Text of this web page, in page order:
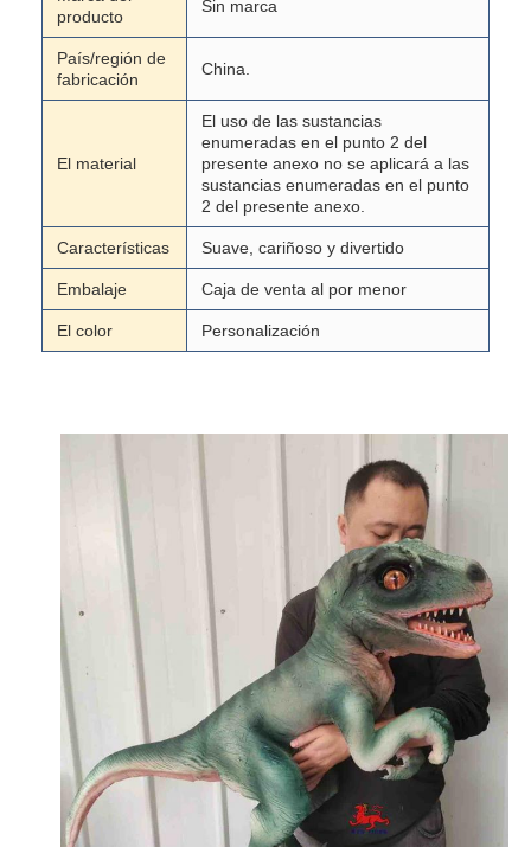
producto
Sin marca
País/región de
fabricación
China.
El material
El uso de las sustancias
enumeradas en el punto 2 del
presente anexo no se aplicará a las
sustancias enumeradas en el punto
2 del presente anexo.
Características Suave, cariñoso y divertido
Embalaje Caja de venta al por menor
El color Personalización